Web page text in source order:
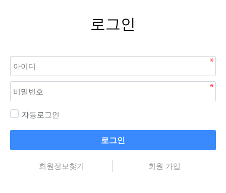
로그인
자동로그인
로그인
회원정보찾기 회원 가입